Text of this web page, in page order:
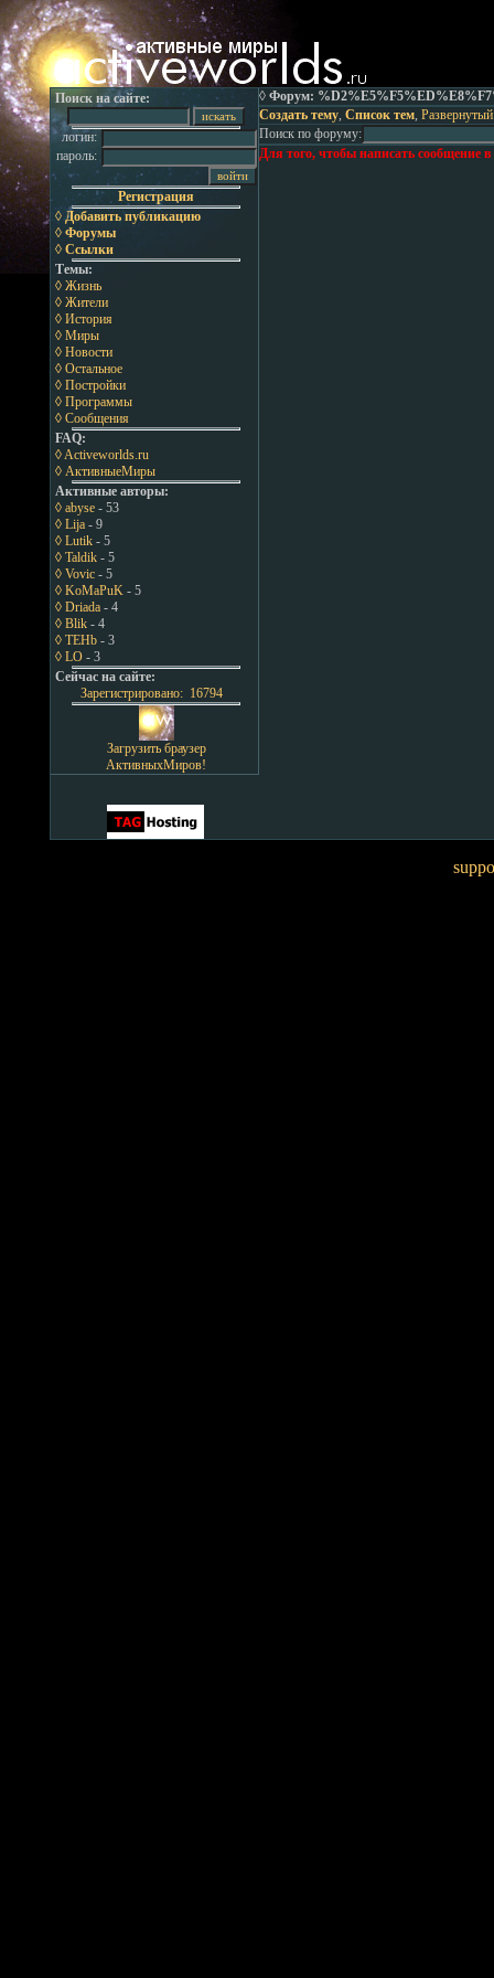
Поиск на сайте:
логин:
пароль:
Регистрация
◊ Добавить публикацию
◊ Форумы
◊ Ссылки
Темы:
◊ Жизнь
◊ Жители
◊ История
◊ Миры
◊ Новости
◊ Остальное
◊ Постройки
◊ Программы
◊ Сообщения
FAQ:
◊ Activeworlds.ru
◊ АктивныеМиры
Активные авторы:
◊ abyse - 53
◊ Lija - 9
◊ Lutik - 5
◊ Taldik - 5
◊ Vovic - 5
◊ KoMaPuK - 5
◊ Driada - 4
◊ Blik - 4
◊ TEHb - 3
◊ LO - 3
Сейчас на сайте:
Зарегистрировано: 16794
Загрузить браузер
АктивныхМиров!
◊ Форум:
Создать тему, Список тем,
Поиск по форуму:
Для того, чтобы написать сообщение